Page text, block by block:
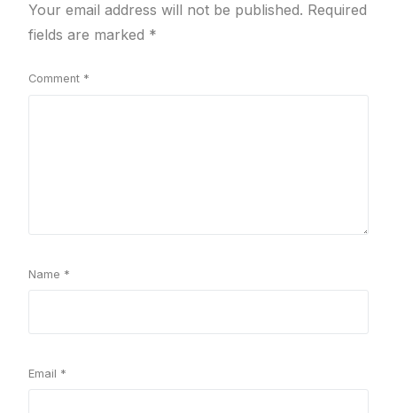
Your email address will not be published. Required
fields are marked *
Comment *
Name *
Email *